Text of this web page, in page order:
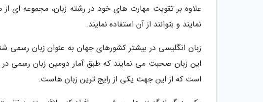
علاوه بر تقویت مهارت های خود در رشته زبان، مجموعه ای
نمایند و بتوانند از آن استفاده نمایند.
این زبان صحبت می نمایند که طبق آمار دومین زبان رسمی در
است که از این جهت یکی از رایج ترین زبان هاست.